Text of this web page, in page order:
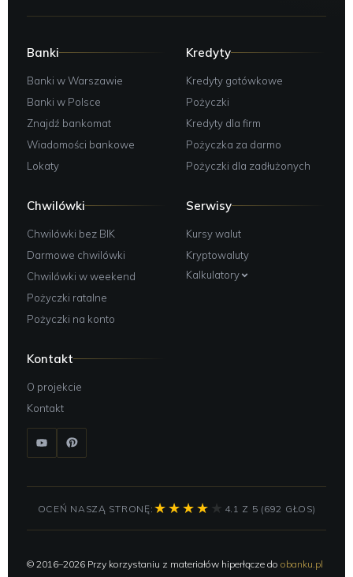
Banki
Banki w Warszawie
Banki w Polsce
Znajdź bankomat
Wiadomości bankowe
Lokaty
Kredyty
Kredyty gotówkowe
Pożyczki
Kredyty dla firm
Pożyczka za darmo
Pożyczki dla zadłużonych
Chwilówki
Chwilówki bez BIK
Darmowe chwilówki
Chwilówki w weekend
Pożyczki ratalne
Pożyczki na konto
Serwisy
Kursy walut
Kryptowaluty
Kalkulatory
Kontakt
O projekcie
Kontakt
OCEŃ NASZĄ STRONĘ: 4.1 Z 5 (692 GŁOS)
© 2016–2026 Przy korzystaniu z materiałów hiperłącze do obanku.pl